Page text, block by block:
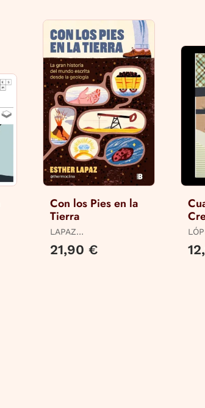
Con los Pies en la
Tierra
LAPAZ
(@THERMOCLINA),
ESTHER
21,90 €